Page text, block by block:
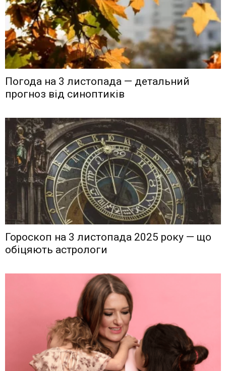
Погода на 3 листопада — детальний
прогноз від синоптиків
Гороскоп на 3 листопада 2025 року — що
обіцяють астрологи